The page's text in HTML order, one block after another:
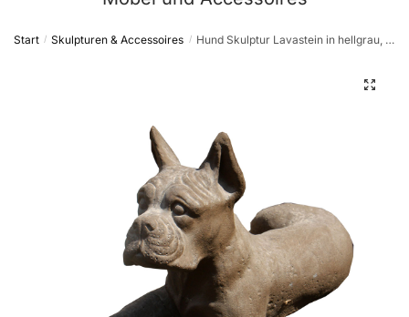
Start / Skulpturen & Accessoires / Hund Skulptur Lavastein in hellgrau, In- Outdoor, 60 cm lang
🔍